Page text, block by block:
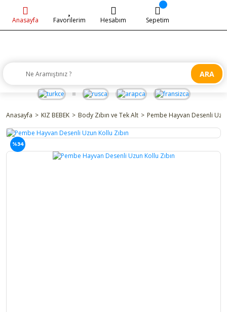
ARA
Anasayfa Favorilerim Hesabım Sepetim
Anasayfa KIZ BEBEK Body Zıbın ve Tek Alt Pembe Hayvan Desenli
%34